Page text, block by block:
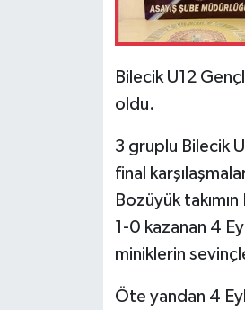
Bilecik U12
oldu.
3 gruplu Bilecik
final
Bozüyük
1-0 kazanan 4
miniklerin
Öte yandan 4
HABERDE İNSAN
Jandarma
KÜLTÜR SANAT
MAGAZİN